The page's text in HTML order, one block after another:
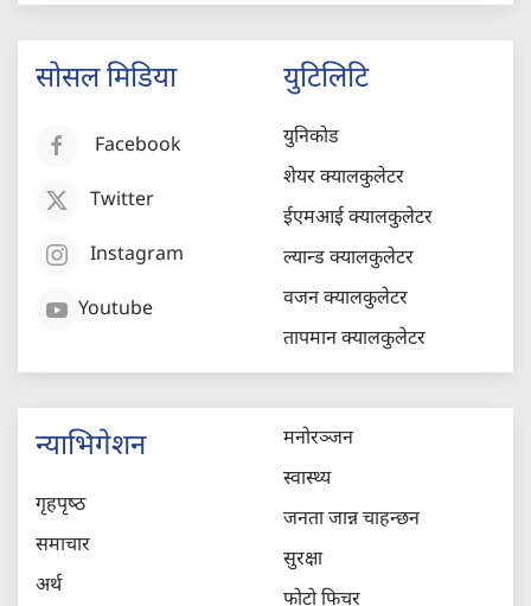
सोसल मिडिया
Facebook
Twitter
Instagram
Youtube
युटिलिटि
युनिकोड
शेयर क्यालकुलेटर
ईएमआई क्यालकुलेटर
ल्यान्ड क्यालकुलेटर
वजन क्यालकुलेटर
तापमान क्यालकुलेटर
न्याभिगेशन
गृहपृष्‍ठ
समाचार
अर्थ
मनोरञ्जन
स्वास्थ्य
जनता जान्न चाहन्छन
सुरक्षा
फोटो फिचर